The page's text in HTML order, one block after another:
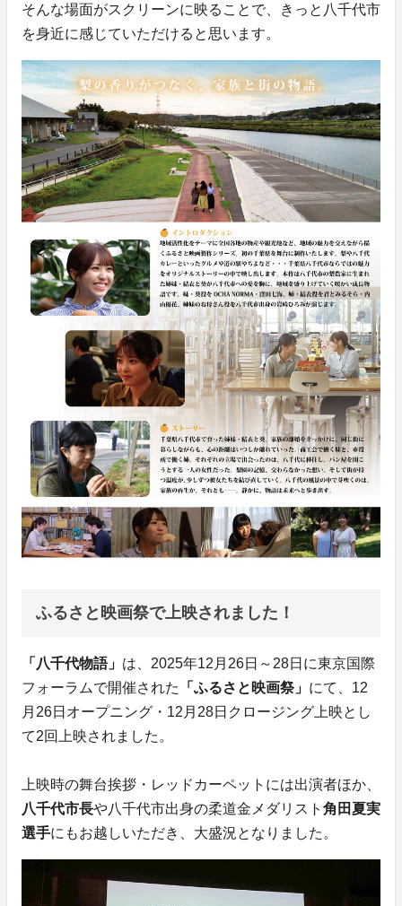
そんな場面がスクリーンに映ることで、きっと八千代市
を身近に感じていただけると思います。
ふるさと映画祭で上映されました！
「八千代物語」 は、2025年12月26日～28日に東京国際
フォーラムで開催された
「ふるさと映画祭」 にて、12
月26日オープニング・12月28日クロージング上映とし
て2回上映されました。
上映時の舞台挨拶・レッドカーペットには出演者ほか、
八千代市長や八千代市出身の柔道金メダリスト 角田夏実
選手にもお越しいただき、大盛況となりました。